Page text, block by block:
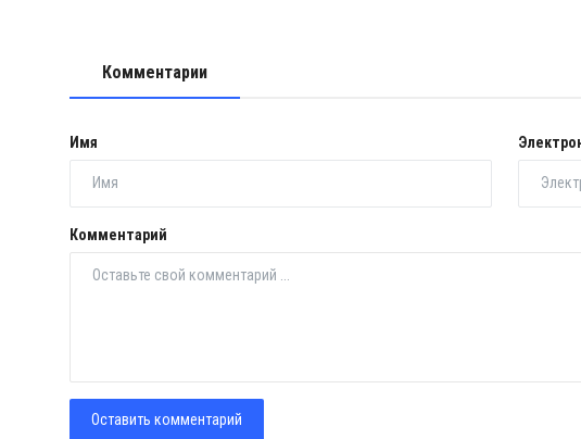
Комментарии
Имя
Комментарий
Оставить комментарий